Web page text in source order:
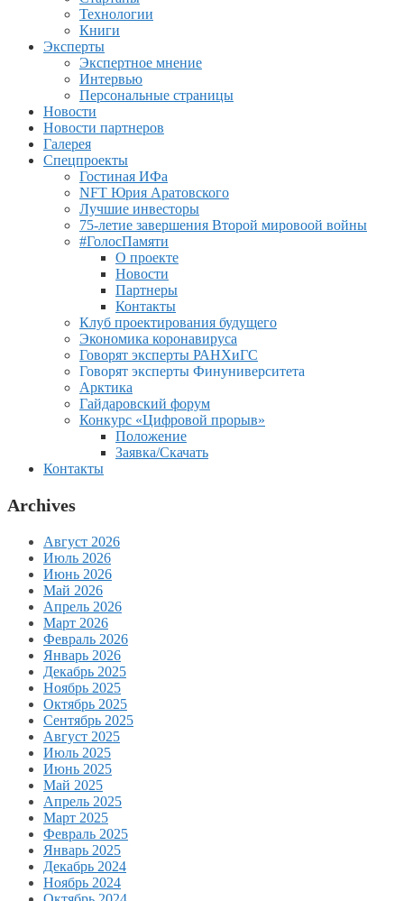
Технологии
Книги
Эксперты
Экспертное мнение
Интервью
Персональные страницы
Новости
Новости партнеров
Галерея
Спецпроекты
Гостиная ИФа
NFT Юрия Аратовского
Лучшие инвесторы
75-летие завершения Второй мировоой войны
#ГолосПамяти
О проекте
Новости
Партнеры
Контакты
Клуб проектирования будущего
Экономика коронавируса
Говорят эксперты РАНХиГС
Говорят эксперты Финуниверситета
Арктика
Гайдаровский форум
Конкурс «Цифровой прорыв»
Положение
Заявка/Скачать
Контакты
Archives
Август 2026
Июль 2026
Июнь 2026
Май 2026
Апрель 2026
Март 2026
Февраль 2026
Январь 2026
Декабрь 2025
Ноябрь 2025
Октябрь 2025
Сентябрь 2025
Август 2025
Июль 2025
Июнь 2025
Май 2025
Апрель 2025
Март 2025
Февраль 2025
Январь 2025
Декабрь 2024
Ноябрь 2024